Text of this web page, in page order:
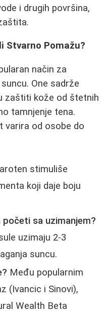
i drugih površina,
Stvarno Pomažu?
način za
One sadrže
zaštiti kože od štetnih
tamnjenje tena.
varira od osobe do
stimuliše
koji daje boju
sa uzimanjem?
uzimaju 2-3
suncu.
Među popularnim
(Ivancic i Sinovi),
Wealth Beta